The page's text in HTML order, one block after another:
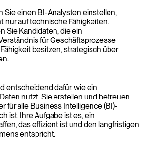
Sie einen BI-Analysten einstellen,
nur auf technische Fähigkeiten.
Sie Kandidaten, die ein
für Geschäftsprozesse
besitzen, strategisch über
entscheidend dafür, wie ein
nutzt. Sie erstellen und betreuen
für alle Business Intelligence (BI)-
ist. Ihre Aufgabe ist es, ein
das effizient ist und den langfristigen
entspricht.